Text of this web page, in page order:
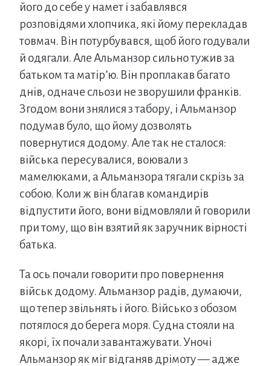
його до себе у намет і забавлявся
розповідями хлопчика, які йому перекладав
товмач. Він потурбувався, щоб його годували
й одягали. Але Альманзор сильно тужив за
батьком та матір’ю. Він проплакав багато
днів, одначе сльози не зворушили франків.
Згодом вони знялися з табору, і Альманзор
подумав було, що йому дозволять
повернутися додому. Але так не сталося:
війська пересувалися, воювали з
мамелюками, а Альманзора тягали скрізь за
собою. Коли ж він благав командирів
відпустити його, вони відмовляли й говорили
при тому, що він взятий як заручник вірності
батька.
Та ось почали говорити про повернення
військ додому. Альманзор радів, думаючи,
що тепер звільнять і його. Військо з обозом
потяглося до берега моря. Судна стояли на
якорі, їх почали завантажувати. Уночі
Альманзор як міг відганяв дрімоту — адже